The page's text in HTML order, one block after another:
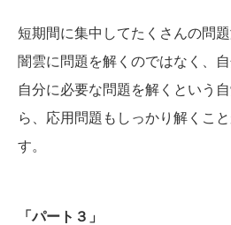
短期間に集中してたくさんの問
闇雲に問題を解くのではなく、
自分に必要な問題を解くという
ら、応用問題もしっかり解くこ
す。
「パート３」